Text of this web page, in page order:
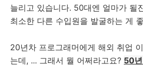
늘리고 있습니다. 50대엔 얼마가 될
최소한 다른 수입원을 발굴하는 게
20년차 프로그래머에게 해외 취업
는데, ... 그래서 뭘 어쩌라고요? 50